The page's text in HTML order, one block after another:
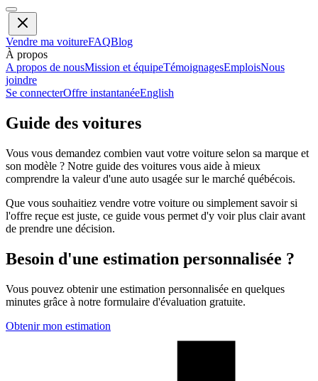
Vendre ma voitureFAQBlog
À propos
A propos de nousMission et équipeTémoignagesEmploisNous
joindre
Se connecterOffre instantanéeEnglish
Guide des voitures
Vous vous demandez combien vaut votre voiture selon sa marque et
son modèle ? Notre guide des voitures vous aide à mieux
comprendre la valeur d'une auto usagée sur le marché québécois.
Que vous souhaitiez vendre votre voiture ou simplement savoir si
l'offre reçue est juste, ce guide vous permet d'y voir plus clair avant
de prendre une décision.
Besoin d'une estimation personnalisée ?
Vous pouvez obtenir une estimation personnalisée en quelques
minutes grâce à notre formulaire d'évaluation gratuite.
Obtenir mon estimation